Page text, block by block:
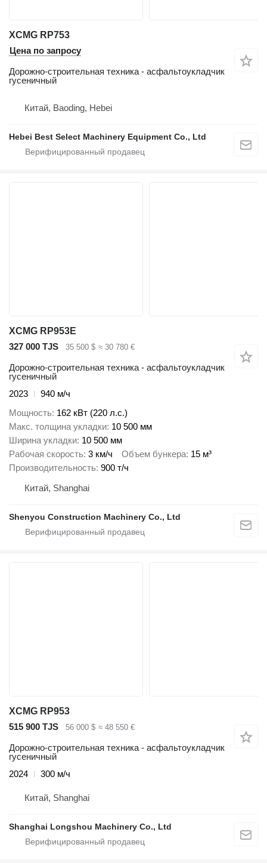
XCMG RP753
Цена по запросу
Дорожно-строительная техника - асфальтоукладчик
гусеничный
Китай, Baoding, Hebei
Hebei Best Select Machinery Equipment Co., Ltd
XCMG RP953E
327 000 TJS
35 500 $ ≈ 30 780 €
Дорожно-строительная техника - асфальтоукладчик
гусеничный
2023
940 м/ч
Мощность 162 кВт (220 л.с.)
Макс. толщина укладки 10 500 мм
Ширина укладки 10 500 мм
Рабочая скорость 3 км/ч Объем бункера 15 м³
Производительность 900 т/ч
Китай, Shanghai
Shenyou Construction Machinery Co., Ltd
XCMG RP953
515 900 TJS
56 000 $ ≈ 48 550 €
Дорожно-строительная техника - асфальтоукладчик
гусеничный
2024
300 м/ч
Китай, Shanghai
Shanghai Longshou Machinery Co., Ltd